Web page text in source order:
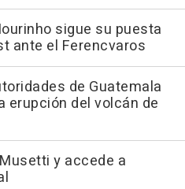
sigue su puesta
ante el Ferencvaros
de Guatemala
erupción del volcán de
y accede a